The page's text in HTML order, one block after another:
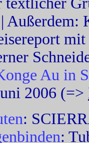
Außerdem:
Au in
2006 (=>
:
: